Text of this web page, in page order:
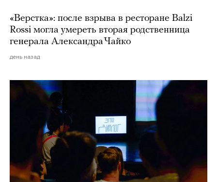
«Верстка»: после взрыва в ресторане Balzi
Rossi могла умереть вторая родственница
генерала Александра Чайко
день назад